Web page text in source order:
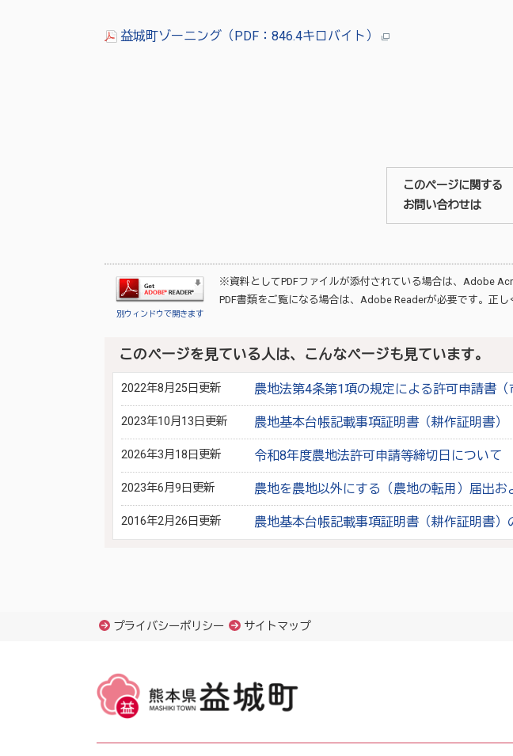
益城町ゾーニング（PDF：846.4キロバイト）
このページに関する
お問い合わせは
別ウィンドウで開きます
※資料としてPDFファイルが添付されている場合は、 Adobe
PDF書類をご覧になる場合は、 Adobe Readerが必要です。正し
このページを見ている人は、こんなページも見ています。
2022年8月25日更新 農地法第4条第1項の規定による許可申請書（
2023年10月13日更新 農地基本台帳記載事項証明書（耕作証明書）
2026年3月18日更新 令和8年度農地法許可申請等締切日について
2023年6月9日更新 農地を農地以外にする（農地の転用）届出お
2016年2月26日更新 農地基本台帳記載事項証明書（耕作証明書）
プライバシーポリシー サイトマップ